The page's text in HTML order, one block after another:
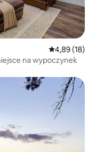
Średnia
4,89 (18)
na wypoczynek